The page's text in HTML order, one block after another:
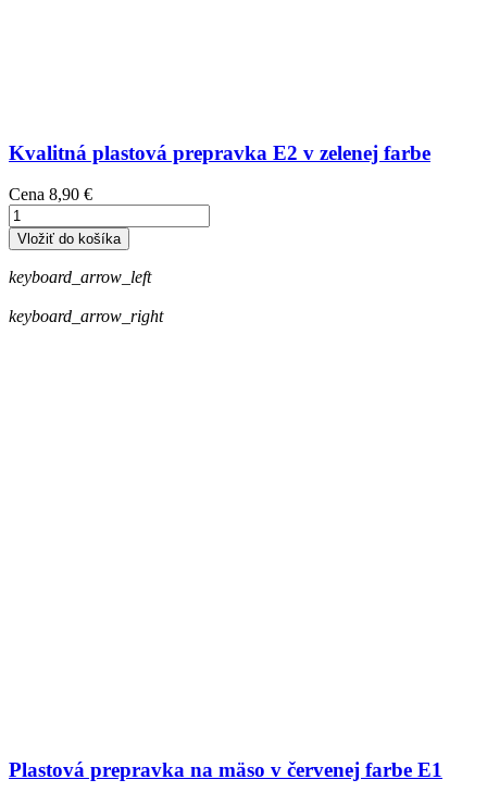
Kvalitná plastová prepravka E2 v zelenej farbe
Cena 8,90 €
Vložiť do košíka
keyboard_arrow_left
keyboard_arrow_right
Plastová prepravka na mäso v červenej farbe E1